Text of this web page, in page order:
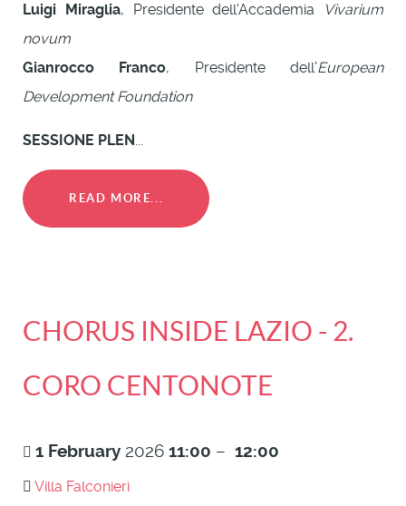
Luigi Miraglia, Presidente dell'Accademia
Vivarium
novum
Gianrocco Franco, Presidente dell'European
Development Foundation
SESSIONE PLEN...
READ MORE...
CHORUS INSIDE LAZIO - 2.
CORO CENTONOTE
1 February 2026 11:00 – 12:00
Villa Falconieri